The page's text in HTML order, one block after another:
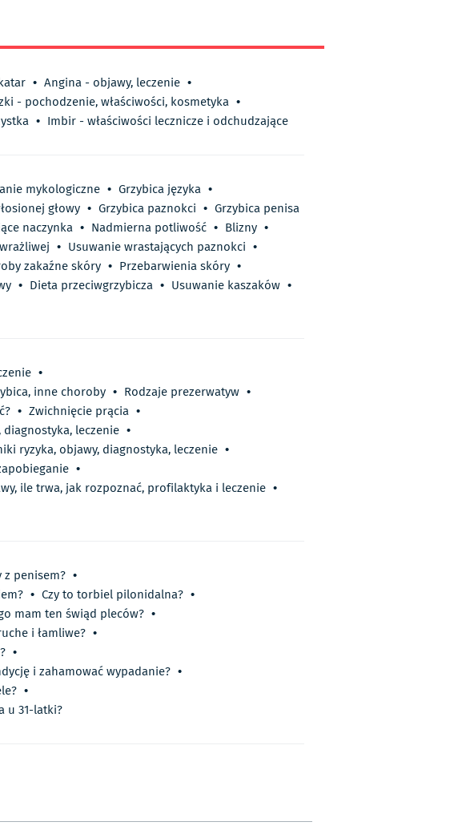
• Angina - objawy, leczenie •
- pochodzenie, właściwości, kosmetyka •
• Imbir - właściwości lecznicze i odchudzające
mykologiczne • Grzybica języka •
głowy • Grzybica paznokci • Grzybica penisa
naczynka • Nadmierna potliwość • Blizny •
• Usuwanie wrastających paznokci •
zakaźne skóry • Przebarwienia skóry •
• Dieta przeciwgrzybicza • Usuwanie kaszaków •
•
inne choroby • Rodzaje prezerwatyw •
• Zwichnięcie prącia •
diagnostyka, leczenie •
ryzyka, objawy, diagnostyka, leczenie •
•
ile trwa, jak rozpoznać, profilaktyka i leczenie •
z penisem? •
• Czy to torbiel pilonidalna? •
mam ten świąd pleców? •
i łamliwe? •
•
i zahamować wypadanie? •
•
u 31-latki?